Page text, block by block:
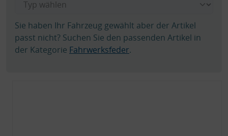
Sie haben Ihr Fahrzeug gewählt aber der Artikel
passt nicht? Suchen Sie den passenden Artikel in
der Kategorie Fahrwerksfeder.